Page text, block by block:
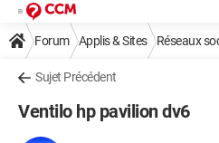
Forum Applis & Sites Réseaux
Sujet Précédent
Ventilo hp pavilion dv6